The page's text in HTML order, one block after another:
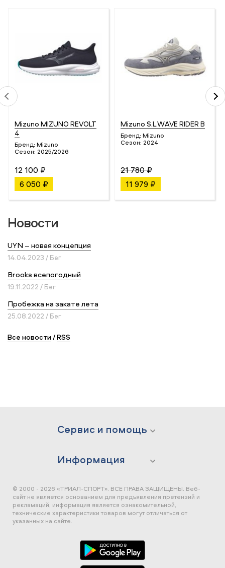
Mizuno MIZUNO REVOLT
4
Бренд: Mizuno
Сезон: 2025/2026
12 100 ₽
6 050 ₽
Mizuno S.L.WAVE RIDER B
Бренд: Mizuno
Сезон: 2024
21 780 ₽
11 979 ₽
Новости
UYN – новая концепция
14.04.2023 / Бег
Brooks всепогодный
19.11.2022 / Бег
Пробежка на закате лета
25.08.2022 / Бег
Все новости/RSS
Сервис и помощь
Информация
© 2000 - 2026 «ТРИАЛ-СПОРТ». ВСЕ ПРАВА ЗАЩИЩЕНЫ. Веб-
сайт не является основанием для предъявления претензий и
рекламаций, информация является ознакомительной,
технические характеристики товаров могут отличаться от
указанных на сайте.